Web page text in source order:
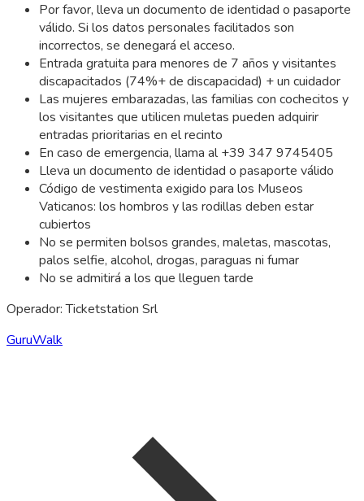
Por favor, lleva un documento de identidad o pasaporte
válido. Si los datos personales facilitados son
incorrectos, se denegará el acceso.
Entrada gratuita para menores de 7 años y visitantes
discapacitados (74%+ de discapacidad) + un cuidador
Las mujeres embarazadas, las familias con cochecitos y
los visitantes que utilicen muletas pueden adquirir
entradas prioritarias en el recinto
En caso de emergencia, llama al +39 347 9745405
Lleva un documento de identidad o pasaporte válido
Código de vestimenta exigido para los Museos
Vaticanos: los hombros y las rodillas deben estar
cubiertos
No se permiten bolsos grandes, maletas, mascotas,
palos selfie, alcohol, drogas, paraguas ni fumar
No se admitirá a los que lleguen tarde
Operador: Ticketstation Srl
GuruWalk